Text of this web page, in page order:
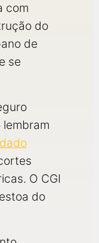
com
do
de
se
O CGI
do